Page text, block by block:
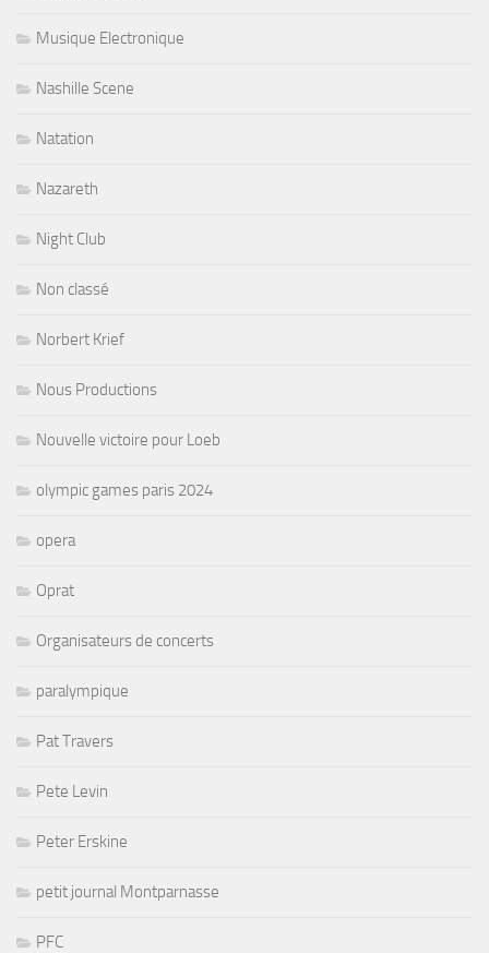
Musique Electronique
Nashille Scene
Natation
Nazareth
Night Club
Non classé
Norbert Krief
Nous Productions
Nouvelle victoire pour Loeb
olympic games paris 2024
opera
Oprat
Organisateurs de concerts
paralympique
Pat Travers
Pete Levin
Peter Erskine
petit journal Montparnasse
PFC